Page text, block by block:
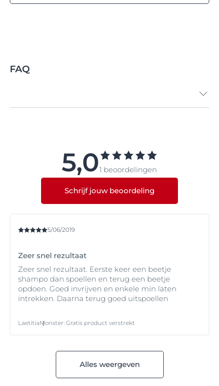
FAQ
5,01 beoordelingen
Schrijf jouw beoordeling
5/06/2019
Zeer snel rezultaat
Zeer snel rezultaat. Eerste keer een beetje
shampo dan spoellen en terug een beetje
opdoen. Goed invrijven en enkele min laten
intrekken. Daarna terug goed uitspoellen
LaetitiaMonster: Gratis product verstrekt
Alles weergeven